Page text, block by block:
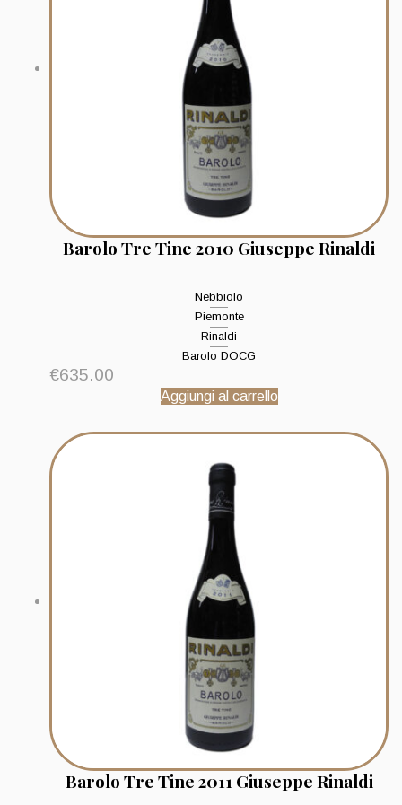
Barolo Tre Tine 2010 Giuseppe Rinaldi
Nebbiolo
Piemonte
Rinaldi
Barolo DOCG
€635.00
Aggiungi al carrello
Barolo Tre Tine 2011 Giuseppe Rinaldi